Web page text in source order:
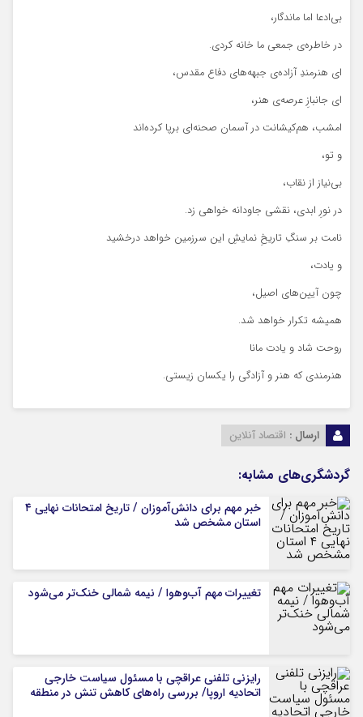
بی‌ادعا اما ماندگار،
در خاطره‌ی جمعی ما خانه کردی.
ای هنرمندِ آزاده‌ی جبهه‌های دفاع مقدس،
ای جانبازِ عرصه‌ی هنر،
امشب، هم‌کیشانت در آسمان صحنه‌ای برپا کرده‌اند
و تو،
بی‌نیاز از نقاب،
در نورِ ابدی، نقشی جاودانه خواهی زد.
نامت بر سنگِ تاریخِ نمایشِ این سرزمین خواهد درخشید
و یادت،
چون آیین‌های اصیل،
همیشه تکرار خواهد شد.
روحت شاد و یادت مانا
هنرمندی که هنر و آزادگی را یکسان زیستی.
ارسال : اقتصاد آنلاین
گردشگری‌های مشابه:
خبر مهم برای دانش‌آموزان / تاریخ امتحانات نهایی ۴
استان مشخص شد
تغییرات مهم آب‌وهوا / نیمه شمالی خنک‌تر می‌شود
رایزنی تلفنی عراقچی با مسئول سیاست خارجی
اتحادیه اروپا/ بررسی راه‌های کاهش تنش در منطقه